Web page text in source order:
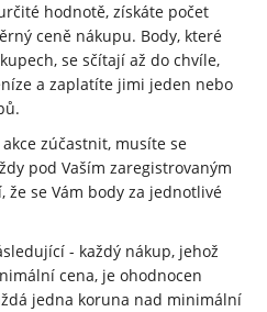
hodnotě, získáte počet
ceně nákupu. Body, které
se sčítají až do chvíle,
a zaplatíte jimi jeden nebo
zúčastnit, musíte se
pod Vaším zaregistrovaným
že se Vám body za jednotlivé
- každý nákup, jehož
cena, je ohodnocen
jedna koruna nad minimální